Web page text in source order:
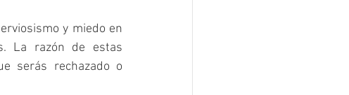
y miedo en
La razón de estas
serás rechazado o